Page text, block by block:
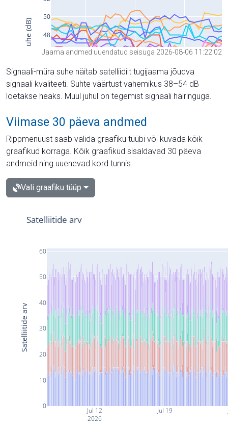
Jaama andmed uuendatud seisuga 2026-08-06 11:22:02
Signaali-müra suhe näitab satelliidilt tugijaama jõudva
signaali kvaliteeti. Suhte väärtust vahemikus 38–54 dB
loetakse heaks. Muul juhul on tegemist signaali häiringuga.
Viimase 30 päeva andmed
Rippmenüüst saab valida graafiku tüübi või kuvada kõik
graafikud korraga. Kõik graafikud sisaldavad 30 päeva
andmeid ning uuenevad kord tunnis.
Vali graafiku tüüp
Jul 12
2026
Jul 19
0
10
20
30
40
50
60
Satelliitide arv
Satelliitide arv